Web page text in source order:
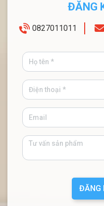
ĐĂNG
0827011011
ĐĂNG